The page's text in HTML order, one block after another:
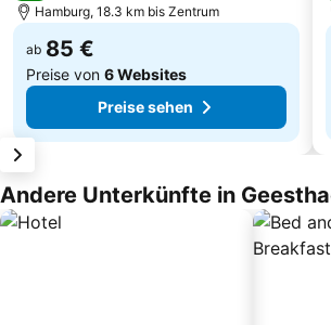
Hamburg, 18.3 km bis Zentrum
ab 85 €
Preise von 6 Websites
Preise sehen
Andere Unterkünfte in